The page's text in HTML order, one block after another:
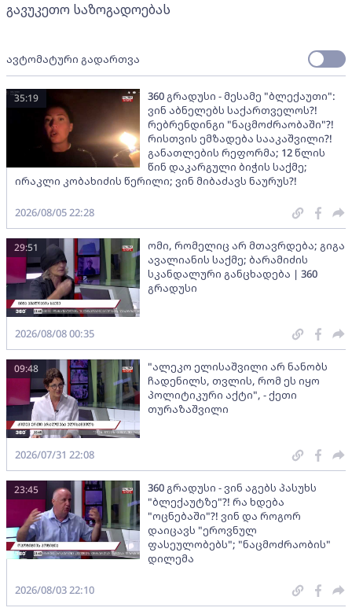
გავუკეთო საზოგადოებას
ავტომატური გადართვა
360 გრადუსი - მესამე "ბლექაუთი":
ვინ აბნელებს საქართველოს?!
რებრენდინგი "ნაცმოძრაობაში"?!
რისთვის ემზადება სააკაშვილი?!
განათლების რეფორმა; 12 წლის
წინ დაკარგული ბიჭის საქმე;
ირაკლი კობახიძის წერილი; ვინ მიბაძავს ნაურუს?!
35:19
2026/08/05 22:28
ომი, რომელიც არ მთავრდება; გიგა
ავალიანის საქმე; ბარამიძის
სკანდალური განცხადება | 360
გრადუსი
29:51
2026/08/08 00:35
"ალეკო ელისაშვილი არ ნანობს
ჩადენილს, თვლის, რომ ეს იყო
პოლიტიკური აქტი", - ქეთი
თურაზაშვილი
09:48
2026/07/31 22:08
360 გრადუსი - ვინ აგებს პასუხს
"ბლექაუტზე"?! რა ხდება
"ოცნებაში"?! ვინ და როგორ
დაიცავს "ეროვნულ
ფასეულობებს"; "ნაცმოძრაობის"
დილემა
23:45
2026/08/03 22:10